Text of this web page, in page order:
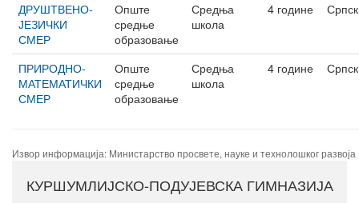
ДРУШТВЕНО-
ЈЕЗИЧКИ
СМЕР
Опште
средње
образовање
Средња
школа
4 године
ПРИРОДНО-
МАТЕМАТИЧКИ
СМЕР
Опште
средње
образовање
Средња
школа
4 године
Извор информација: Министарство просвете, науке и технолошког развоја
КУРШУМЛИЈСКО-ПОДУЈЕВСКА ГИМНАЗИЈА